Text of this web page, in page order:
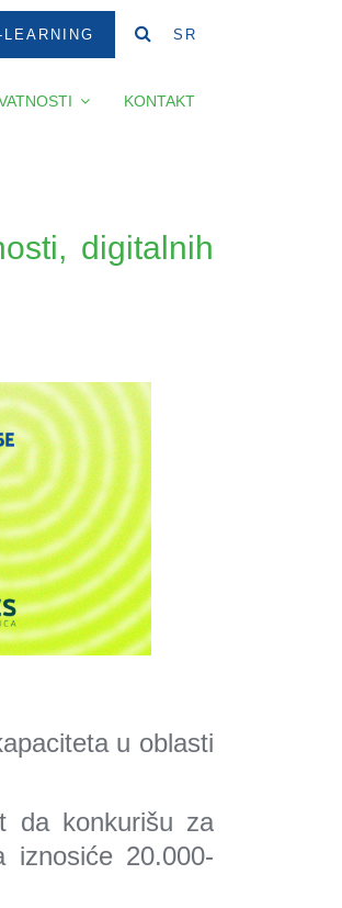
LEARNING SR
KONTAKT
digitalnih
u oblasti
da konkurišu za
iznosiće 20.000-